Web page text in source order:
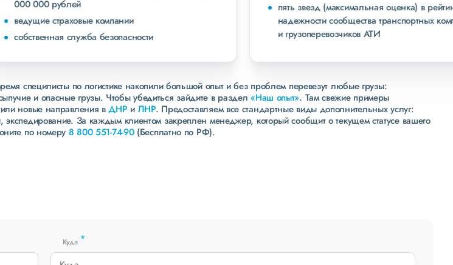
компании
служба безопасности
пять звезд (максимальная оценка) в рейтинге
надежности сообщества транспортных компаний
и грузоперевозчиков АТИ
специлисты по логистике накопили большой опыт и без проблем перевезут любые грузы:
и опасные грузы. Чтобы убедиться зайдите в раздел«Наш опыт». Там свежие примеры
новые направления вДНР и ЛНР. Предоставляем все стандартные виды дополнительных услуг:
За каждым клиентом закреплен менеджер, который сообщит о текущем статусе вашего
по номеру 8 800 551-74-90(Бесплатно по РФ).
Куда *